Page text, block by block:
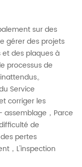
sur des
gérer des projets
des plaques à
processus de
。
Service
corriger les
，Parce
de
pertes
，L'inspection